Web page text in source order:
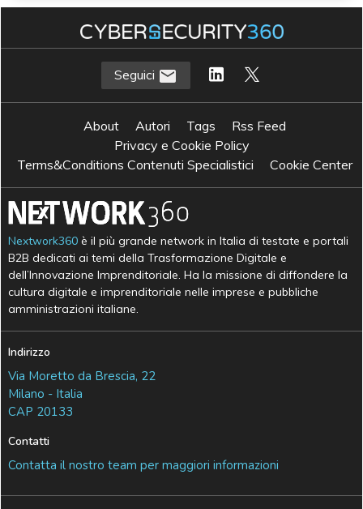
Seguici
About Autori Tags
Rss Feed
Privacy e Cookie Policy
Terms&Conditions Contenuti Specialistici
Cookie Center
Nextwork360 è il più grande network in Italia di testate e portali
B2B dedicati ai temi della Trasformazione Digitale e
dell’Innovazione Imprenditoriale. Ha la missione di diffondere la
cultura digitale e imprenditoriale nelle imprese e pubbliche
amministrazioni italiane.
Indirizzo
Via Moretto da Brescia, 22
Milano - Italia
CAP 20133
Contatti
Contatta il nostro team per maggiori informazioni